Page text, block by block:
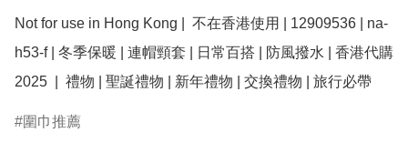
Not for use in Hong Kong |  不在香港使用 | 12909536 | na-
h53-f | 冬季保暖 | 連帽頸套 | 日常百搭 | 防風撥水 | 香港代購
圍巾推薦